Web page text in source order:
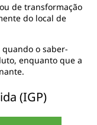
ou de transformação
do local de
o saber-
enquanto que a
(IGP)